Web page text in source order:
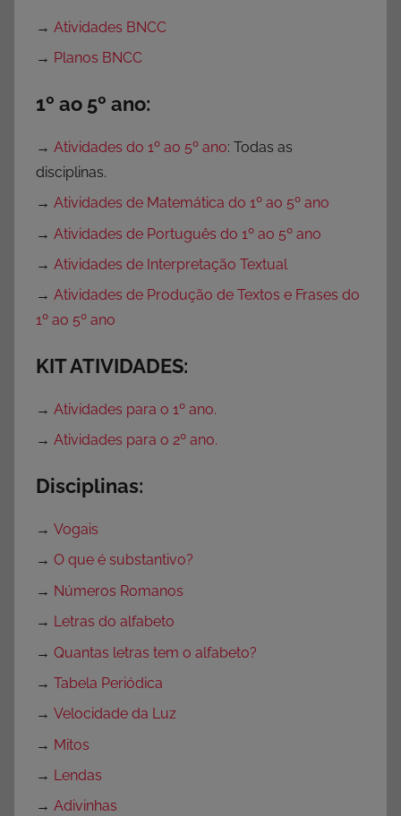
v
d
a
r
P
o
f
s
o
c
g
→ Atividades BNCC
→ Planos BNCC
1º ao 5º ano:
→ Atividades do 1º ao 5º ano: Todas as
disciplinas.
→ Atividades de Matemática do 1º ao 5º ano
→ Atividades de Português do 1º ao 5º ano
→ Atividades de Interpretação Textual
→ Atividades de Produção de Textos e Frases do
1º ao 5º ano
KIT ATIVIDADES:
→ Atividades para o 1º ano.
→ Atividades para o 2º ano.
Disciplinas:
→ Vogais
→ O que é substantivo?
→ Números Romanos
→ Letras do alfabeto
→ Quantas letras tem o alfabeto?
→ Tabela Periódica
→ Velocidade da Luz
→ Mitos
→ Lendas
→ Adivinhas